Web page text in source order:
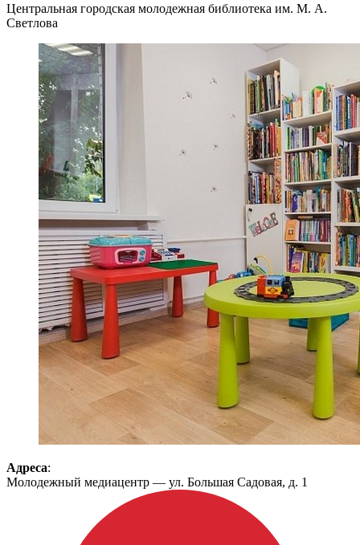
Центральная городская молодежная библиотека им. М. А.
Светлова
Адреса:
Молодежный медиацентр — ул. Большая Садовая, д. 1